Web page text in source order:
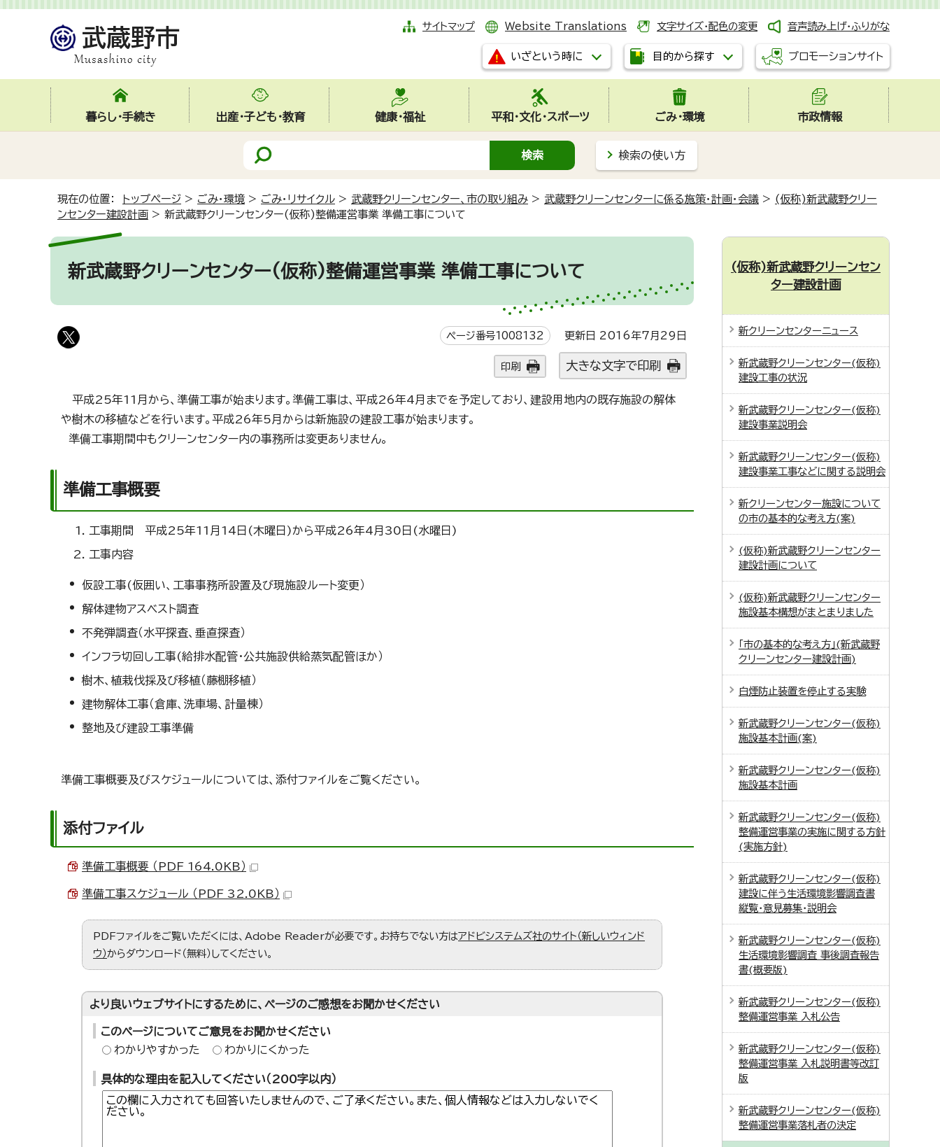
サイトマップ Website Translations 文字サイズ・配色の変更 音声読み上げ・ふりがな
いざという時に 目的から探す プロモーションサイト
暮らし・手続き 出産・子ども・教育 健康・福祉 平和・文化・スポーツ ごみ・環境 市政情報
検索の使い方
現在の位置： トップページ > ごみ・環境 > ごみ・リサイクル > 武蔵野クリーンセンター、市の取り組み > 武蔵野クリーンセンターに係る施策・計画・会議 > (仮称)新武蔵野クリー
ンセンター建設計画 > 新武蔵野クリーンセンター(仮称)整備運営事業 準備工事について
新武蔵野クリーンセンター(仮称)整備運営事業 準備工事について
ページ番号1008132 更新日 2016年7月29日
印刷 大きな文字で印刷
平成25年11月から、準備工事が始まります。準備工事は、平成26年4月までを予定しており、建設用地内の既存施設の解体
や樹木の移植などを行います。平成26年5月からは新施設の建設工事が始まります。
準備工事期間中もクリーンセンター内の事務所は変更ありません。
準備工事概要
工事期間 平成25年11月14日(木曜日)から平成26年4月30日(水曜日)
工事内容
仮設工事(仮囲い、工事事務所設置及び現施設ルート変更）
解体建物アスベスト調査
不発弾調査（水平探査、垂直探査）
インフラ切回し工事(給排水配管・公共施設供給蒸気配管ほか）
樹木、植栽伐採及び移植（藤棚移植）
建物解体工事（倉庫、洗車場、計量棟）
整地及び建設工事準備
準備工事概要及びスケジュールについては、添付ファイルをご覧ください。
添付ファイル
準備工事概要 （PDF 164.0KB）
準備工事スケジュール （PDF 32.0KB）
PDFファイルをご覧いただくには、Adobe Readerが必要です。お持ちでない方はアドビシステムズ社のサイト（新しいウィンド
ウ）からダウンロード（無料）してください。
より良いウェブサイトにするために、ページのご感想をお聞かせください
このページについてご意見をお聞かせください
わかりやすかった
わかりにくかった
具体的な理由を記入してください（200字以内）
(仮称)新武蔵野クリーンセン
ター建設計画
新クリーンセンターニュース
新武蔵野クリーンセンター(仮称)
建設工事の状況
新武蔵野クリーンセンター(仮称)
建設事業説明会
新武蔵野クリーンセンター(仮称)
建設事業工事などに関する説明会
新クリーンセンター施設について
の市の基本的な考え方(案)
(仮称)新武蔵野クリーンセンター
建設計画について
(仮称)新武蔵野クリーンセンター
施設基本構想がまとまりました
「市の基本的な考え方」(新武蔵野
クリーンセンター建設計画)
白煙防止装置を停止する実験
新武蔵野クリーンセンター(仮称)
施設基本計画(案)
新武蔵野クリーンセンター(仮称)
施設基本計画
新武蔵野クリーンセンター(仮称)
整備運営事業の実施に関する方針
(実施方針)
新武蔵野クリーンセンター(仮称)
建設に伴う生活環境影響調査書
縦覧・意見募集・説明会
新武蔵野クリーンセンター(仮称)
生活環境影響調査 事後調査報告
書(概要版)
新武蔵野クリーンセンター(仮称)
整備運営事業 入札公告
新武蔵野クリーンセンター(仮称)
整備運営事業 入札説明書等改訂
版
新武蔵野クリーンセンター(仮称)
整備運営事業落札者の決定